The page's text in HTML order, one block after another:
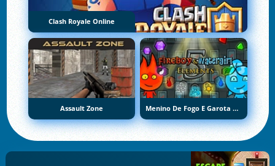
Clash Royale Online
Assault Zone Menino De Fogo E Garota De Água 5: Elementos